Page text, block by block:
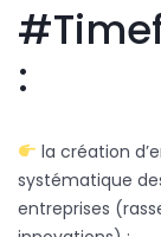
:
la création
systématique
entreprises